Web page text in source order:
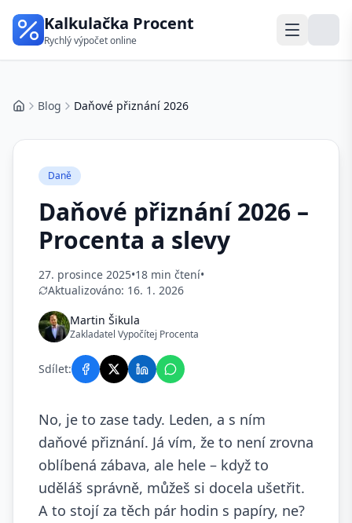
Kalkulačka Procent
Rychlý výpočet online
DomůBlog Daňové přiznání 2026
Daně
Daňové přiznání 2026 –
Procenta a slevy
27. prosince 2025•18 min čtení•
Aktualizováno: 16. 1. 2026
Martin Šikula
Zakladatel Vypočítej Procenta
Sdílet:
No, je to zase tady. Leden, a s ním
daňové přiznání. Já vím, že to není zrovna
oblíbená zábava, ale hele – když to
uděláš správně, můžeš si docela ušetřit.
A to stojí za těch pár hodin s papíry, ne?